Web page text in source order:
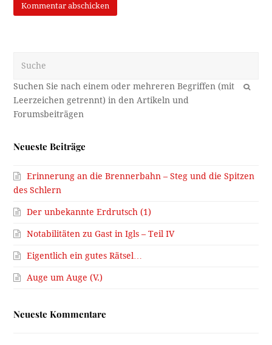
OK
Neueste Beiträge
Erinnerung an die Brennerbahn – Steg und die Spitzen
des Schlern
Der unbekannte Erdrutsch (1)
Notabilitäten zu Gast in Igls – Teil IV
Eigentlich ein gutes Rätsel…
Auge um Auge (V.)
Neueste Kommentare